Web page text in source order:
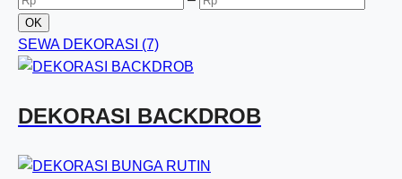
SEWA DEKORASI (7)
DEKORASI BACKDROB